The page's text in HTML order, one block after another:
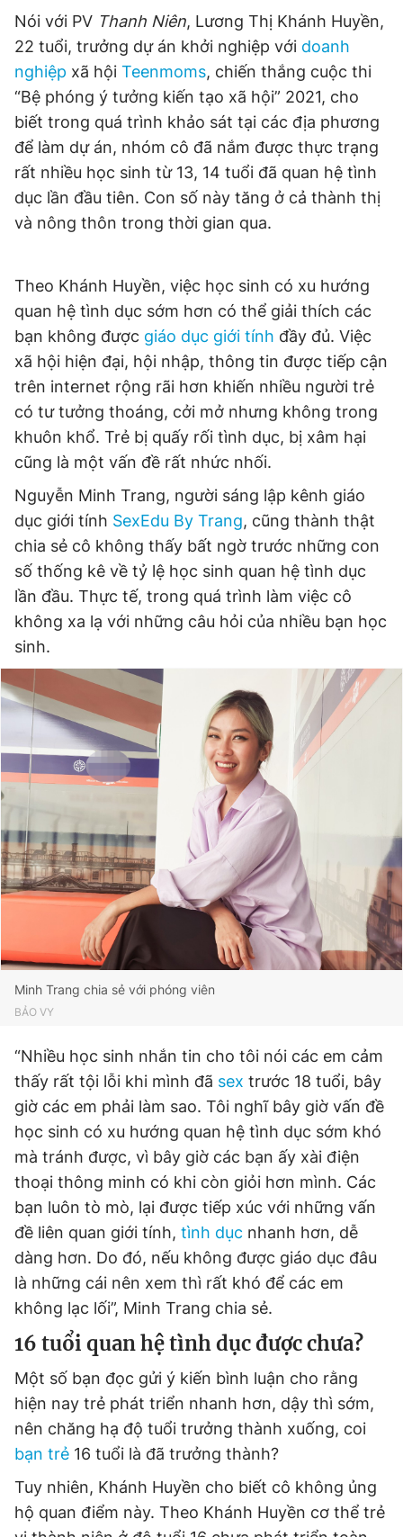
Nói với PV Thanh Niên, Lương Thị Khánh Huyền,
22 tuổi, trưởng dự án khởi nghiệp với doanh
nghiệp xã hội Teenmoms, chiến thắng cuộc thi
“Bệ phóng ý tưởng kiến tạo xã hội” 2021, cho
biết trong quá trình khảo sát tại các địa phương
để làm dự án, nhóm cô đã nắm được thực trạng
rất nhiều học sinh từ 13, 14 tuổi đã quan hệ tình
dục lần đầu tiên. Con số này tăng ở cả thành thị
và nông thôn trong thời gian qua.
Theo Khánh Huyền, việc học sinh có xu hướng
quan hệ tình dục sớm hơn có thể giải thích các
bạn không được giáo dục giới tính đầy đủ. Việc
xã hội hiện đại, hội nhập, thông tin được tiếp cận
trên internet rộng rãi hơn khiến nhiều người trẻ
có tư tưởng thoáng, cởi mở nhưng không trong
khuôn khổ. Trẻ bị quấy rối tình dục, bị xâm hại
cũng là một vấn đề rất nhức nhối.
Nguyễn Minh Trang, người sáng lập kênh giáo
dục giới tính SexEdu By Trang, cũng thành thật
chia sẻ cô không thấy bất ngờ trước những con
số thống kê về tỷ lệ học sinh quan hệ tình dục
lần đầu. Thực tế, trong quá trình làm việc cô
không xa lạ với những câu hỏi của nhiều bạn học
sinh.
Minh Trang chia sẻ với phóng viên
BẢO VY
“Nhiều học sinh nhắn tin cho tôi nói các em cảm
thấy rất tội lỗi khi mình đã sex trước 18 tuổi, bây
giờ các em phải làm sao. Tôi nghĩ bây giờ vấn đề
học sinh có xu hướng quan hệ tình dục sớm khó
mà tránh được, vì bây giờ các bạn ấy xài điện
thoại thông minh có khi còn giỏi hơn mình. Các
bạn luôn tò mò, lại được tiếp xúc với những vấn
đề liên quan giới tính, tình dục nhanh hơn, dễ
dàng hơn. Do đó, nếu không được giáo dục đâu
là những cái nên xem thì rất khó để các em
không lạc lối”, Minh Trang chia sẻ.
16 tuổi quan hệ tình dục được chưa?
Một số bạn đọc gửi ý kiến bình luận cho rằng
hiện nay trẻ phát triển nhanh hơn, dậy thì sớm,
nên chăng hạ độ tuổi trưởng thành xuống, coi
bạn trẻ 16 tuổi là đã trưởng thành?
Tuy nhiên, Khánh Huyền cho biết cô không ủng
hộ quan điểm này. Theo Khánh Huyền cơ thể trẻ